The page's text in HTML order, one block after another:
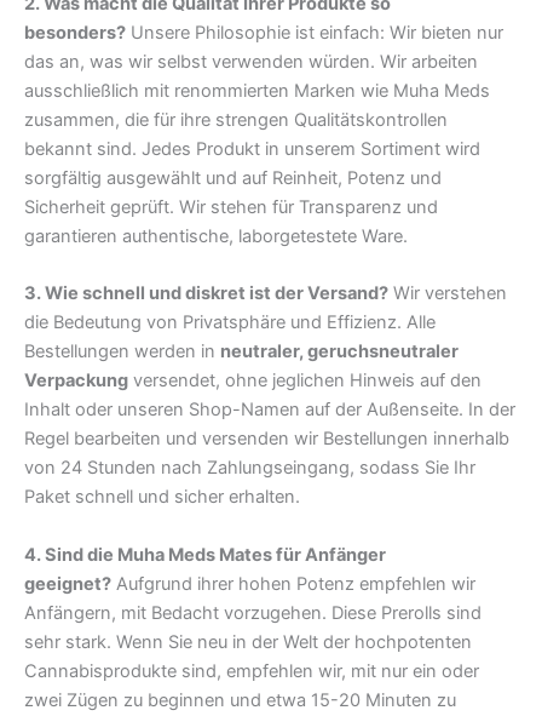
besonders? Unsere Philosophie ist einfach: Wir bieten nur
das an, was wir selbst verwenden würden. Wir arbeiten
ausschließlich mit renommierten Marken wie Muha Meds
zusammen, die für ihre strengen Qualitätskontrollen
bekannt sind. Jedes Produkt in unserem Sortiment wird
sorgfältig ausgewählt und auf Reinheit, Potenz und
Sicherheit geprüft. Wir stehen für Transparenz und
garantieren authentische, laborgetestete Ware.
3. Wie schnell und diskret ist der Versand? Wir verstehen
die Bedeutung von Privatsphäre und Effizienz. Alle
Bestellungen werden in neutraler, geruchsneutraler
Verpackung versendet, ohne jeglichen Hinweis auf den
Inhalt oder unseren Shop-Namen auf der Außenseite. In der
Regel bearbeiten und versenden wir Bestellungen innerhalb
von 24 Stunden nach Zahlungseingang, sodass Sie Ihr
Paket schnell und sicher erhalten.
4. Sind die Muha Meds Mates für Anfänger
geeignet? Aufgrund ihrer hohen Potenz empfehlen wir
Anfängern, mit Bedacht vorzugehen. Diese Prerolls sind
sehr stark. Wenn Sie neu in der Welt der hochpotenten
Cannabisprodukte sind, empfehlen wir, mit nur ein oder
zwei Zügen zu beginnen und etwa 15-20 Minuten zu